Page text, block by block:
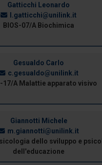
Gatticchi Leonardo
l.gatticchi@unilink.it
BIOS-07/A Biochimica
Gesualdo Carlo
c.gesualdo@unilink.it
17/A Malattie apparato visivo
Giannotti Michele
m.giannotti@unilink.it
dello sviluppo e
dell'educazione